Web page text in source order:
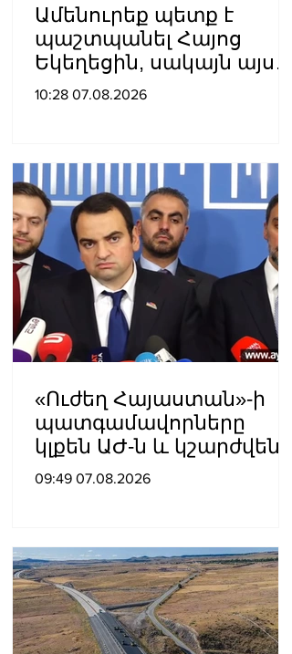
Ամենուրեք պետք է
պաշտպանել Հայոց
Եկեղեցին, սակայն այս
ամենին վերջ տալու,
ճանապարհն
իշխանափոխությունն է.
Տիգրան Աբրահամյան
10:28 07.08.2026
«Ուժեղ Հայաստան»-ի
պատգամավորները
կլքեն ԱԺ-ն և կշարժվեն
դեպի Էջմիածին
09:49 07.08.2026